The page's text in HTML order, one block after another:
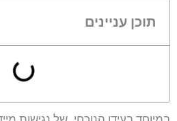
תוכן עניינים